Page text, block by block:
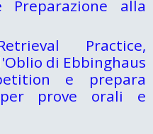
Preparazione alla
Practice,
di Ebbinghaus
e prepara
per prove orali e